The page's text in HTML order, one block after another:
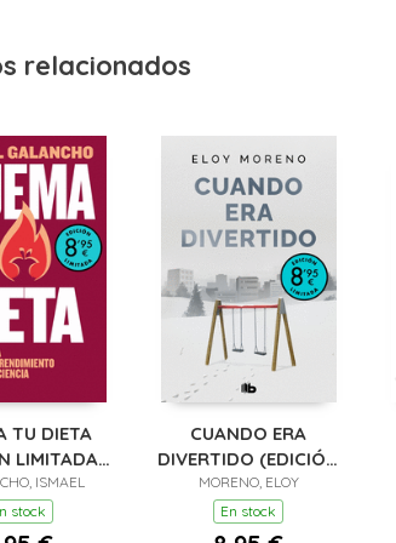
relacionados
TU DIETA
LIMITADA ·
ISMAEL
stock
CUANDO ERA
DIVERTIDO (EDICIÓN
LIMITADA · VERANO)
MORENO, ELOY
En stock